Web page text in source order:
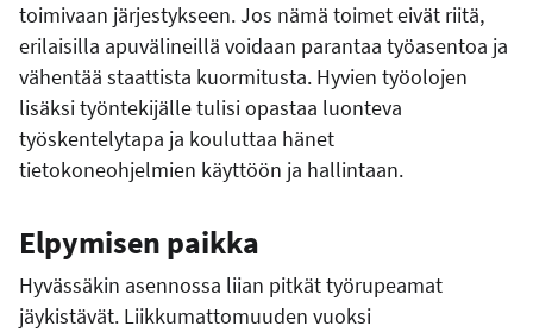
toimivaan järjestykseen. Jos nämä toimet eivät riitä,
erilaisilla apuvälineillä voidaan parantaa työasentoa ja
vähentää staattista kuormitusta. Hyvien työolojen
lisäksi työntekijälle tulisi opastaa luonteva
työskentelytapa ja kouluttaa hänet
tietokoneohjelmien käyttöön ja hallintaan.
Elpymisen paikka
Hyvässäkin asennossa liian pitkät työrupeamat
jäykistävät. Liikkumattomuuden vuoksi